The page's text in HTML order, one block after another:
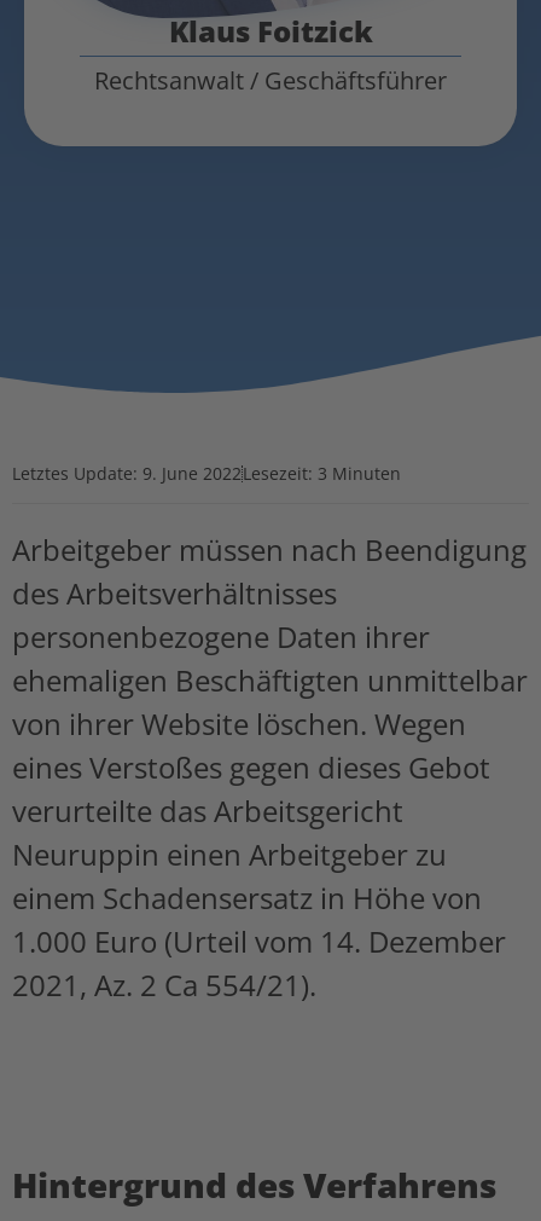
Klaus Foitzick
Rechtsanwalt / Geschäftsführer
Letztes Update: 9. June 2022Lesezeit: 3 Minuten
Arbeitgeber müssen nach Beendigung
des Arbeitsverhältnisses
personenbezogene Daten ihrer
ehemaligen Beschäftigten unmittelbar
von ihrer Website löschen. Wegen
eines Verstoßes gegen dieses Gebot
verurteilte das Arbeitsgericht
Neuruppin einen Arbeitgeber zu
einem Schadensersatz in Höhe von
1.000 Euro (Urteil vom 14. Dezember
2021, Az. 2 Ca 554/21).
Hintergrund des Verfahrens